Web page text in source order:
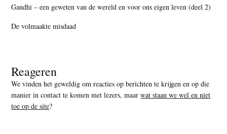
Gandhi – een geweten van de wereld en voor ons eigen leven (deel 2)
De volmaakte misdaad
Reageren
We vinden het geweldig om reacties op berichten te krijgen en op die
manier in contact te komen met lezers, maarwat staan we wel en niet
toe op de site?